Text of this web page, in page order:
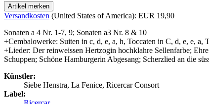
Artikel merken
Versandkosten (United States of America): EUR 19,90
Sonaten a 4 Nr. 1-7, 9; Sonaten a3 Nr. 8 & 10
+Cembalowerke: Suiten in c, d, e, a, h, Toccaten in C, d, e, e,
+Lieder: Der reinweissen Hertzogin hochklahre Sellenfarbe;
Schuppen; Schöne Hamburgerin Abgesang; Scherzlied an die
Künstler:
Siebe Henstra, La Fenice, Ricercar Consort
Label: